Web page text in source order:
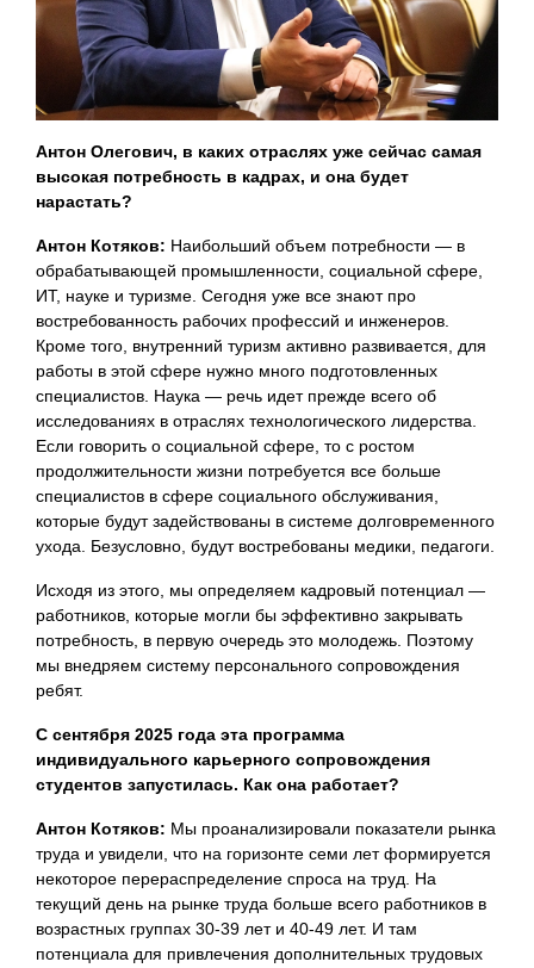
Антон Олегович, в каких отраслях уже сейчас самая
высокая потребность в кадрах, и она будет
нарастать?
Антон Котяков: Наибольший объем потребности — в
обрабатывающей промышленности, социальной сфере,
ИТ, науке и туризме. Сегодня уже все знают про
востребованность рабочих профессий и инженеров.
Кроме того, внутренний туризм активно развивается, для
работы в этой сфере нужно много подготовленных
специалистов. Наука — речь идет прежде всего об
исследованиях в отраслях технологического лидерства.
Если говорить о социальной сфере, то с ростом
продолжительности жизни потребуется все больше
специалистов в сфере социального обслуживания,
которые будут задействованы в системе долговременного
ухода. Безусловно, будут востребованы медики, педагоги.
Исходя из этого, мы определяем кадровый потенциал —
работников, которые могли бы эффективно закрывать
потребность, в первую очередь это молодежь. Поэтому
мы внедряем систему персонального сопровождения
ребят.
С сентября 2025 года эта программа
индивидуального карьерного сопровождения
студентов запустилась. Как она работает?
Антон Котяков: Мы проанализировали показатели рынка
труда и увидели, что на горизонте семи лет формируется
некоторое перераспределение спроса на труд. На
текущий день на рынке труда больше всего работников в
возрастных группах 30-39 лет и 40-49 лет. И там
потенциала для привлечения дополнительных трудовых